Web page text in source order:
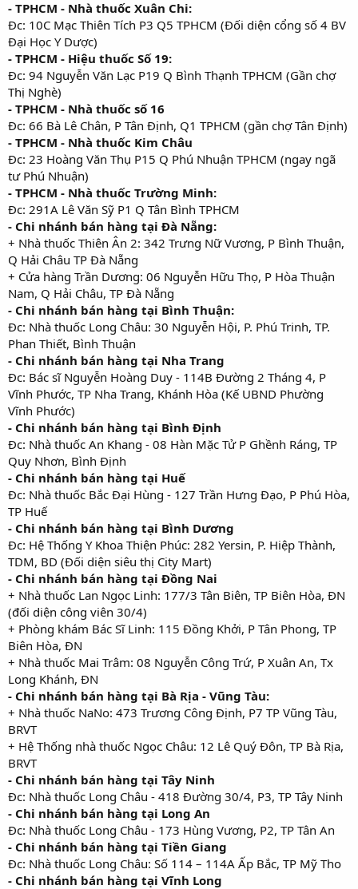
- TPHCM - Nhà thuốc Xuân Chi:
Đc: 10C Mạc Thiên Tích P3 Q5 TPHCM (Đối diện cổng số 4 BV
Đại Học Y Dược)
- TPHCM - Hiệu thuốc Số 19:
Đc: 94 Nguyễn Văn Lạc P19 Q Bình Thạnh TPHCM (Gần chợ
Thị Nghè)
- TPHCM - Nhà thuốc số 16
Đc: 66 Bà Lê Chân, P Tân Định, Q1 TPHCM (gần chợ Tân Định)
- TPHCM - Nhà thuốc Kim Châu
Đc: 23 Hoàng Văn Thụ P15 Q Phú Nhuận TPHCM (ngay ngã
tư Phú Nhuận)
- TPHCM - Nhà thuốc Trường Minh:
Đc: 291A Lê Văn Sỹ P1 Q Tân Bình TPHCM
- Chi nhánh bán hàng tại Đà Nẵng:
+ Nhà thuốc Thiên Ân 2: 342 Trưng Nữ Vương, P Bình Thuận,
Q Hải Châu TP Đà Nẵng
+ Cửa hàng Trần Dương: 06 Nguyễn Hữu Thọ, P Hòa Thuận
Nam, Q Hải Châu, TP Đà Nẵng
- Chi nhánh bán hàng tại Bình Thuận:
Đc: Nhà thuốc Long Châu: 30 Nguyễn Hội, P. Phú Trinh, TP.
Phan Thiết, Bình Thuận
- Chi nhánh bán hàng tại Nha Trang
Đc: Bác sĩ Nguyễn Hoàng Duy - 114B Đường 2 Tháng 4, P
Vĩnh Phước, TP Nha Trang, Khánh Hòa (Kế UBND Phường
Vĩnh Phước)
- Chi nhánh bán hàng tại Bình Định
Đc: Nhà thuốc An Khang - 08 Hàn Mặc Tử P Ghềnh Ráng, TP
Quy Nhơn, Bình Định
- Chi nhánh bán hàng tại Huế
Đc: Nhà thuốc Bắc Đại Hùng - 127 Trần Hưng Đạo, P Phú Hòa,
TP Huế
- Chi nhánh bán hàng tại Bình Dương
Đc: Hệ Thống Y Khoa Thiện Phúc: 282 Yersin, P. Hiệp Thành,
TDM, BD (Đối diện siêu thị City Mart)
- Chi nhánh bán hàng tại Đồng Nai
+ Nhà thuốc Lan Ngọc Linh: 177/3 Tân Biên, TP Biên Hòa, ĐN
(đối diện công viên 30/4)
+ Phòng khám Bác Sĩ Linh: 115 Đồng Khởi, P Tân Phong, TP
Biên Hòa, ĐN
+ Nhà thuốc Mai Trâm: 08 Nguyễn Công Trứ, P Xuân An, Tx
Long Khánh, ĐN
- Chi nhánh bán hàng tại Bà Rịa - Vũng Tàu:
+ Nhà thuốc NaNo: 473 Trương Công Định, P7 TP Vũng Tàu,
BRVT
+ Hệ Thống nhà thuốc Ngọc Châu: 12 Lê Quý Đôn, TP Bà Rịa,
BRVT
- Chi nhánh bán hàng tại Tây Ninh
Đc: Nhà thuốc Long Châu - 418 Đường 30/4, P3, TP Tây Ninh
- Chi nhánh bán hàng tại Long An
Đc: Nhà thuốc Long Châu - 173 Hùng Vương, P2, TP Tân An
- Chi nhánh bán hàng tại Tiền Giang
Đc: Nhà thuốc Long Châu: Số 114 – 114A Ấp Bắc, TP Mỹ Tho
- Chi nhánh bán hàng tại Vĩnh Long